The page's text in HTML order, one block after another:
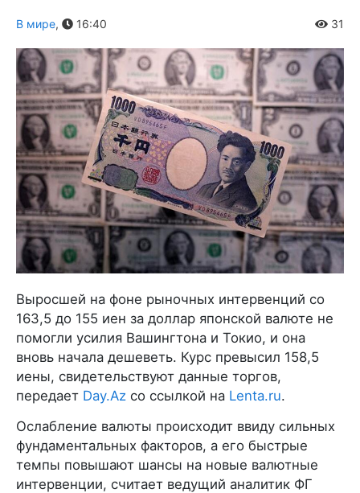
В мире, 16:40 31
Выросшей на фоне рыночных интервенций со
163,5 до 155 иен за доллар японской валюте не
помогли усилия Вашингтона и Токио, и она
вновь начала дешеветь. Курс превысил 158,5
иены, свидетельствуют данные торгов,
передает Day.Az со ссылкой на Lenta.ru.
Ослабление валюты происходит ввиду сильных
фундаментальных факторов, а его быстрые
темпы повышают шансы на новые валютные
интервенции, считает ведущий аналитик ФГ